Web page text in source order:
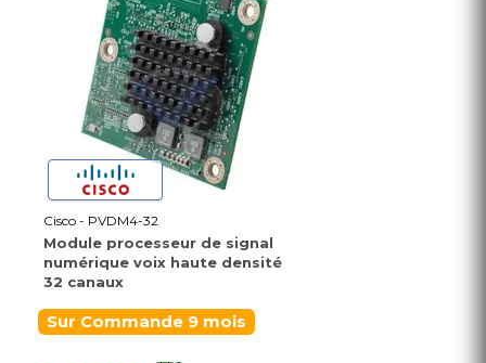
Cisco - PVDM4-32
Module processeur de signal
numérique voix haute densité
32 canaux
Sur Commande 9 mois